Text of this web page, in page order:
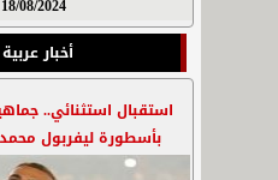
18/08/2024 - 9:25 م
أخبار
استقبال استثنائي..
بأسطورة ليفربول محمد